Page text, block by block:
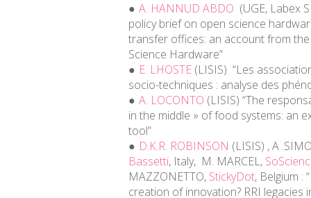
A. HANNUD ABDO (UGE, Labex
policy brief on open science
transfer offices: an account from
Science Hardware”
E. LHOSTE (LISIS) “Les
socio-techniques : analyse des
A. LOCONTO (LISIS) “The
in the middle » of food systems: an
tool”
D.K.R. ROBINSON (LISIS) , A
Bassetti, Italy, M. MARCEL,
MAZZONETTO, StickyDot, Belgium :
creation of innovation? RRI legacies